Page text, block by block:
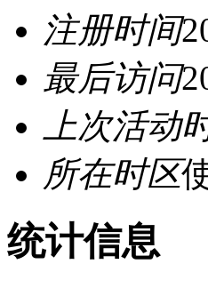
注册时间
最后访问
上次活动
所在时区
统计信息